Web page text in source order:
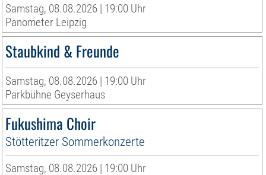
Samstag, 08.08.2026 | 19:00 Uhr
Panometer Leipzig
Staubkind & Freunde
Samstag, 08.08.2026 | 19:00 Uhr
Parkbühne Geyserhaus
Fukushima Choir
Stötteritzer Sommerkonzerte
Samstag, 08.08.2026 | 19:00 Uhr